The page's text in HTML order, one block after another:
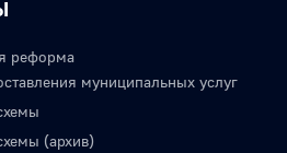
реформа
муниципальных услуг
(архив)